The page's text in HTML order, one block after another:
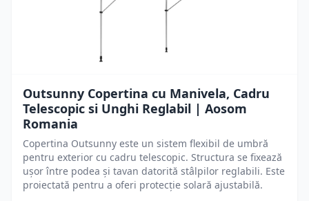
Outsunny Copertina cu Manivela, Cadru
Telescopic si Unghi Reglabil | Aosom
Romania
Copertina Outsunny este un sistem flexibil de umbră
pentru exterior cu cadru telescopic. Structura se fixează
ușor între podea și tavan datorită stâlpilor reglabili. Este
proiectată pentru a oferi protecție solară ajustabilă.